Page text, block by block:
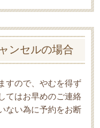
ンセルの場合
すので、やむを得ず
てはお早めのご連絡
ない為に予約をお断